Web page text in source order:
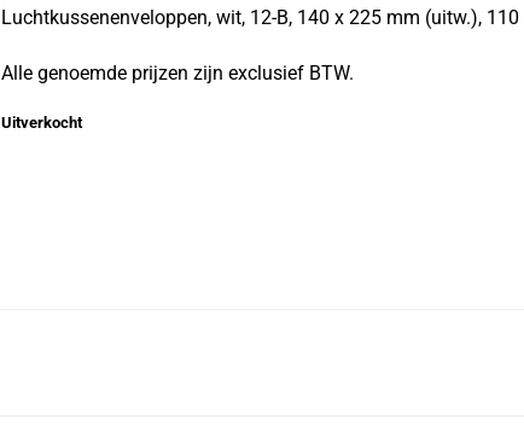
Luchtkussenenveloppen, wit, 12-B, 140 x 225 mm (uitw.),
Alle genoemde prijzen zijn exclusief BTW.
Uitverkocht